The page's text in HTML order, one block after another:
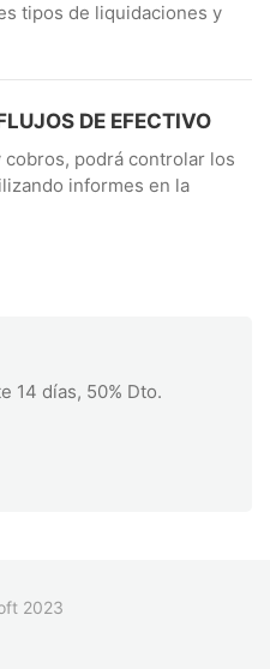
tipos de liquidaciones y
DE EFECTIVO
podrá controlar los
informes en la
14 días, 50% Dto.
2023